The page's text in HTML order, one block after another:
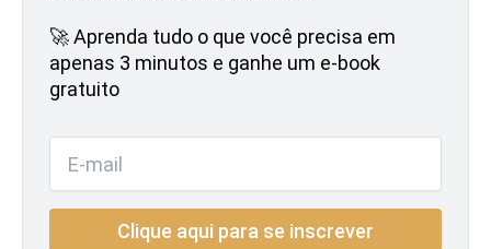
🚀 Aprenda tudo o que você precisa em
apenas 3 minutos e ganhe um e-book
gratuito